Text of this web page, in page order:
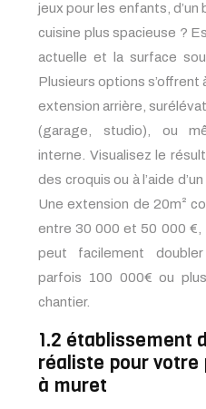
jeux pour les enfants, d’un
cuisine plus spacieuse ?
actuelle et la surface
Plusieurs options
extension arrière,
(garage, studio), ou
interne. Visualisez le
des croquis ou à l’aide
Une extension de 20m²
entre 30 000 et 50 000 €,
peut facilement
parfois 100 000€ ou
chantier.
1.2 établissement
réaliste pour
à muret